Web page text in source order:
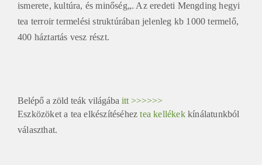
ismerete, kultúra, és minőség„. Az eredeti Mengding hegyi
tea terroir termelési struktúrában jelenleg kb 1000 termelő,
400 háztartás vesz részt.
Belépő a zöld teák világába itt >>>>>>
Eszközöket a tea elkészítéséhez tea kellékek kínálatunkból
választhat.